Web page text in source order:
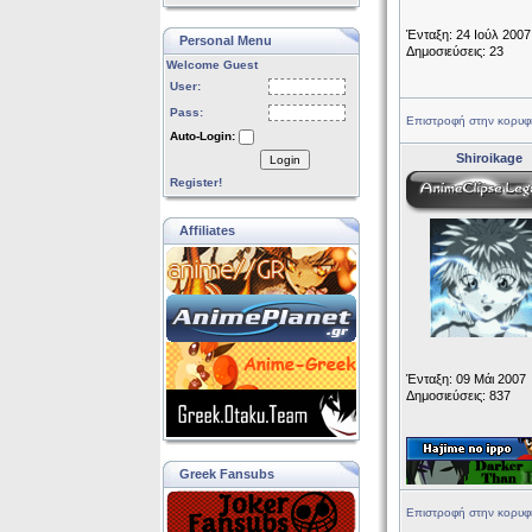
Personal Menu
Welcome Guest
User:
Pass:
Auto-Login:
Login
Register!
Affiliates
Greek Fansubs
Ένταξη: 24 Ιούλ 2007
Δημοσιεύσεις: 23
Επιστροφή στην
Shiroikage
Ένταξη: 09 Μάι 2007
Δημοσιεύσεις: 837
Επιστροφή στην